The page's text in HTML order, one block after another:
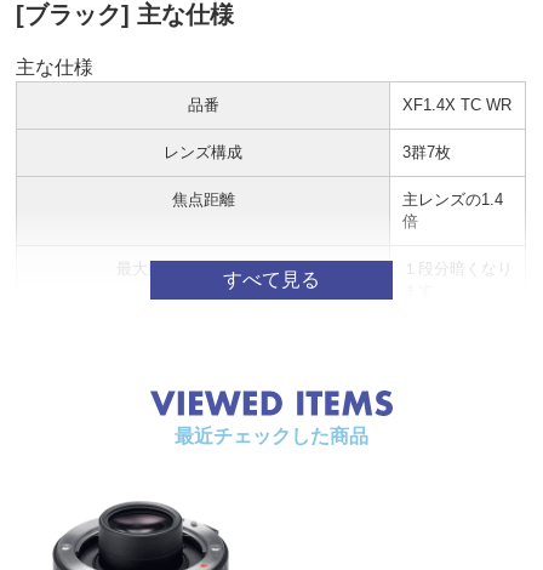
[ブラック] 主な仕様
主な仕様
品番 XF1.4X TC WR
レンズ構成 3群7枚
焦点距離
主レンズの1.4
倍
最大口径比（開放絞り）
１段分暗くなり
撮影距離範囲
外形寸法：最大径×長さ（約）※先端よりマウン
最近チェックした商品